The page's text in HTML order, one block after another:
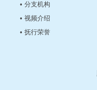
• 分支机构
• 视频介绍
• 抚行荣誉